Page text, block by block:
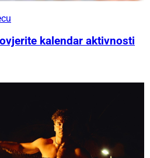
kalendar aktivnosti